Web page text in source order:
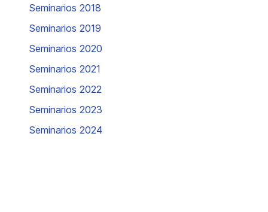
Seminarios 2018
Seminarios 2019
Seminarios 2020
Seminarios 2021
Seminarios 2022
Seminarios 2023
Seminarios 2024